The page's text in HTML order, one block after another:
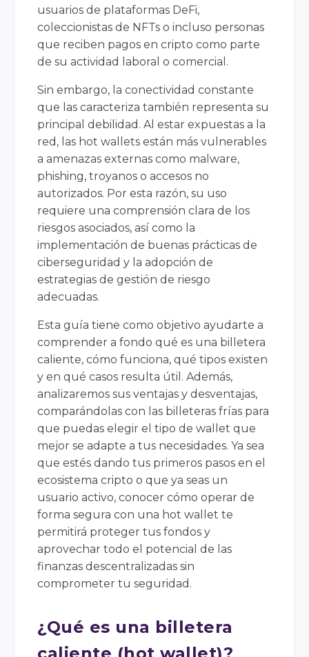
usuarios de plataformas DeFi,
coleccionistas de NFTs o incluso personas
que reciben pagos en cripto como parte
de su actividad laboral o comercial.
Sin embargo, la conectividad constante
que las caracteriza también representa su
principal debilidad. Al estar expuestas a la
red, las hot wallets están más vulnerables
a amenazas externas como malware,
phishing, troyanos o accesos no
autorizados. Por esta razón, su uso
requiere una comprensión clara de los
riesgos asociados, así como la
implementación de buenas prácticas de
ciberseguridad y la adopción de
estrategias de gestión de riesgo
adecuadas.
Esta guía tiene como objetivo ayudarte a
comprender a fondo qué es una billetera
caliente, cómo funciona, qué tipos existen
y en qué casos resulta útil. Además,
analizaremos sus ventajas y desventajas,
comparándolas con las billeteras frías para
que puedas elegir el tipo de wallet que
mejor se adapte a tus necesidades. Ya sea
que estés dando tus primeros pasos en el
ecosistema cripto o que ya seas un
usuario activo, conocer cómo operar de
forma segura con una hot wallet te
permitirá proteger tus fondos y
aprovechar todo el potencial de las
finanzas descentralizadas sin
comprometer tu seguridad.
¿Qué es una billetera